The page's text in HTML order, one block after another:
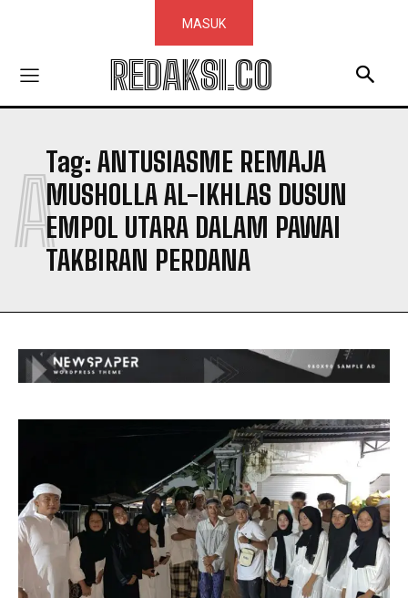
MASUK
REDAKSI.CO
Tag: ANTUSIASME REMAJA
MUSHOLLA AL-IKHLAS DUSUN
EMPOL UTARA DALAM PAWAI
TAKBIRAN PERDANA
A